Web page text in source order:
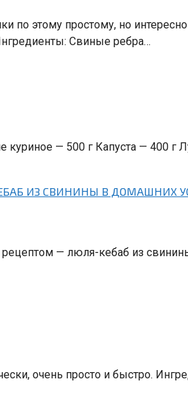
по этому простому, но
Свиные ребра…
куриное — 500 г Капуста — 400
ИЗ СВИНИНЫ В ДОМАШНИХ
— люля-кебаб из
очень просто и быстро.